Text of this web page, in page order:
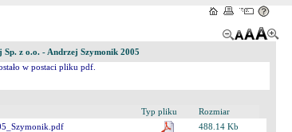
z o.o. - Andrzej Szymonik 2005
w postaci pliku pdf.
Typ pliku
Rozmiar
488.14 Kb